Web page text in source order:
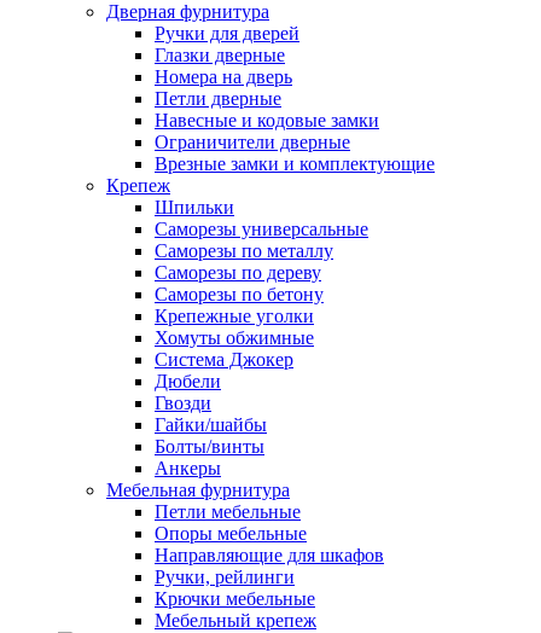
Дверная фурнитура
Ручки для дверей
Глазки дверные
Номера на дверь
Петли дверные
Навесные и кодовые замки
Ограничители дверные
Врезные замки и комплектующие
Крепеж
Шпильки
Саморезы универсальные
Саморезы по металлу
Саморезы по дереву
Саморезы по бетону
Крепежные уголки
Хомуты обжимные
Система Джокер
Дюбели
Гвозди
Гайки/шайбы
Болты/винты
Анкеры
Мебельная фурнитура
Петли мебельные
Опоры мебельные
Направляющие для шкафов
Ручки, рейлинги
Крючки мебельные
Мебельный крепеж